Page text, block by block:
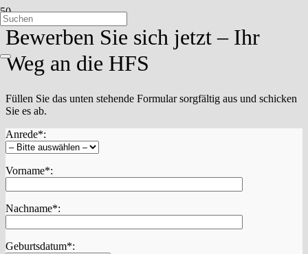
Bewerben Sie sich jetzt – Ihr
Weg an die HFS
Füllen Sie das unten stehende Formular sorgfältig aus und schicken
Sie es ab.
Anrede*:
Vorname*:
Nachname*:
Geburtsdatum*: